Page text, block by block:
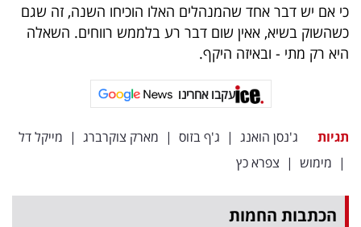
כי אם יש דבר אחד שהמנהלים האלו הוכיחו השנה, זה שגם
כשהשוק בשיא, אאין שום דבר רע בלממש רווחים. השאלה
היא רק מתי - ובאיזה היקף.
עקבו אחרינו
תגיות ג'נסן הואנג | ג'ף בזוס | מארק צוקרברג | מייקל דל
| מימוש | צפרא כץ
הכתבות החמות